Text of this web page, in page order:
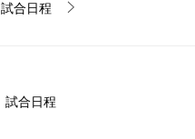
試合日程
試合日程